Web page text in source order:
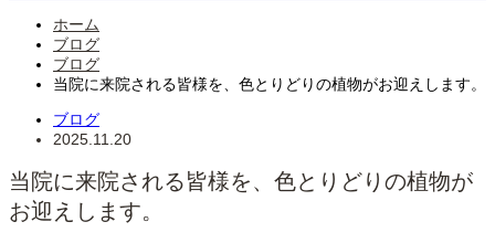
ホーム
ブログ
ブログ
当院に来院される皆様を、色とりどりの植物がお迎えします。
ブログ
2025.11.20
当院に来院される皆様を、色とりどりの植物が
お迎えします。